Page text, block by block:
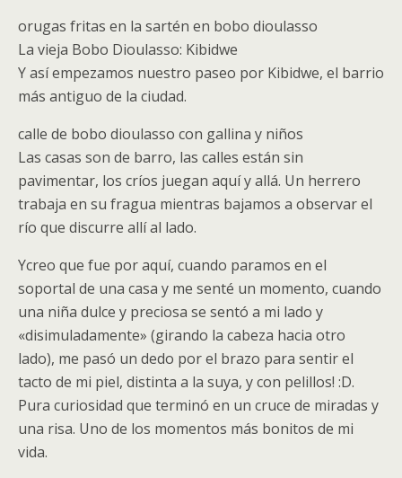
orugas fritas en la sartén en bobo dioulasso
La vieja Bobo Dioulasso: Kibidwe
Y así empezamos nuestro paseo por Kibidwe, el barrio
más antiguo de la ciudad.
calle de bobo dioulasso con gallina y niños
Las casas son de barro, las calles están sin
pavimentar, los críos juegan aquí y allá. Un herrero
trabaja en su fragua mientras bajamos a observar el
río que discurre allí al lado.
Ycreo que fue por aquí, cuando paramos en el
soportal de una casa y me senté un momento, cuando
una niña dulce y preciosa se sentó a mi lado y
«disimuladamente» (girando la cabeza hacia otro
lado), me pasó un dedo por el brazo para sentir el
tacto de mi piel, distinta a la suya, y con pelillos! :D.
Pura curiosidad que terminó en un cruce de miradas y
una risa. Uno de los momentos más bonitos de mi
vida.